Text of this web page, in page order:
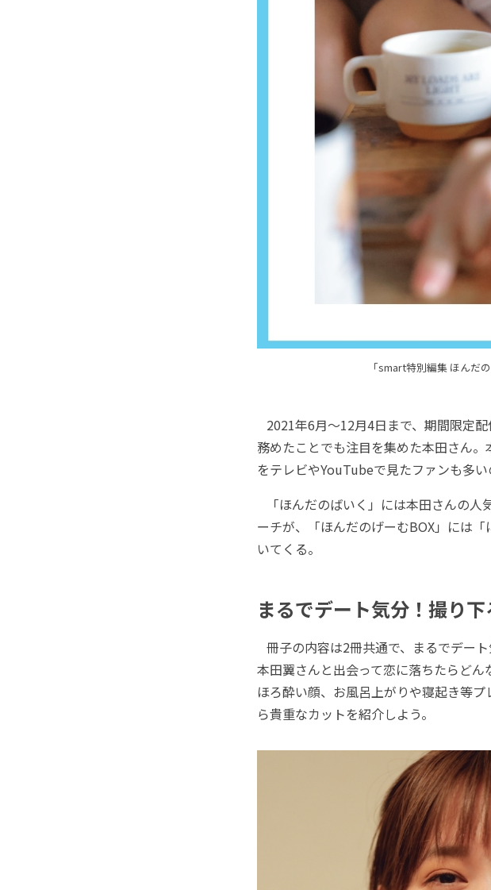
「smart特別編集 ほんだ
2021年6月～12月4日まで、期間限定
務めたことでも注目を集めた本田さん
をテレビやYouTubeで見たファンも多い
「ほんだのばいく」には本田さんの
ーチが、「ほんだのげーむBOX」には
いてくる。
まるでデート気分！撮り
冊子の内容は2冊共通で、まるでデー
本田翼さんと出会って恋に落ちたらど
ほろ酔い顔、お風呂上がりや寝起き等
ら貴重なカットを紹介しよう。